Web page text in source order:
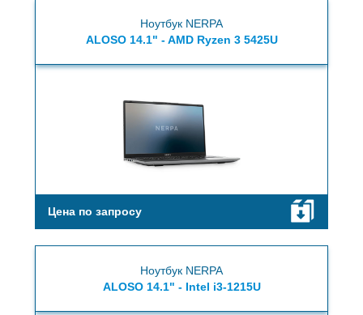
Ноутбук NERPA
ALOSO 14.1" - AMD Ryzen 3 5425U
Цена по запросу
Ноутбук NERPA
ALOSO 14.1" - Intel i3-1215U